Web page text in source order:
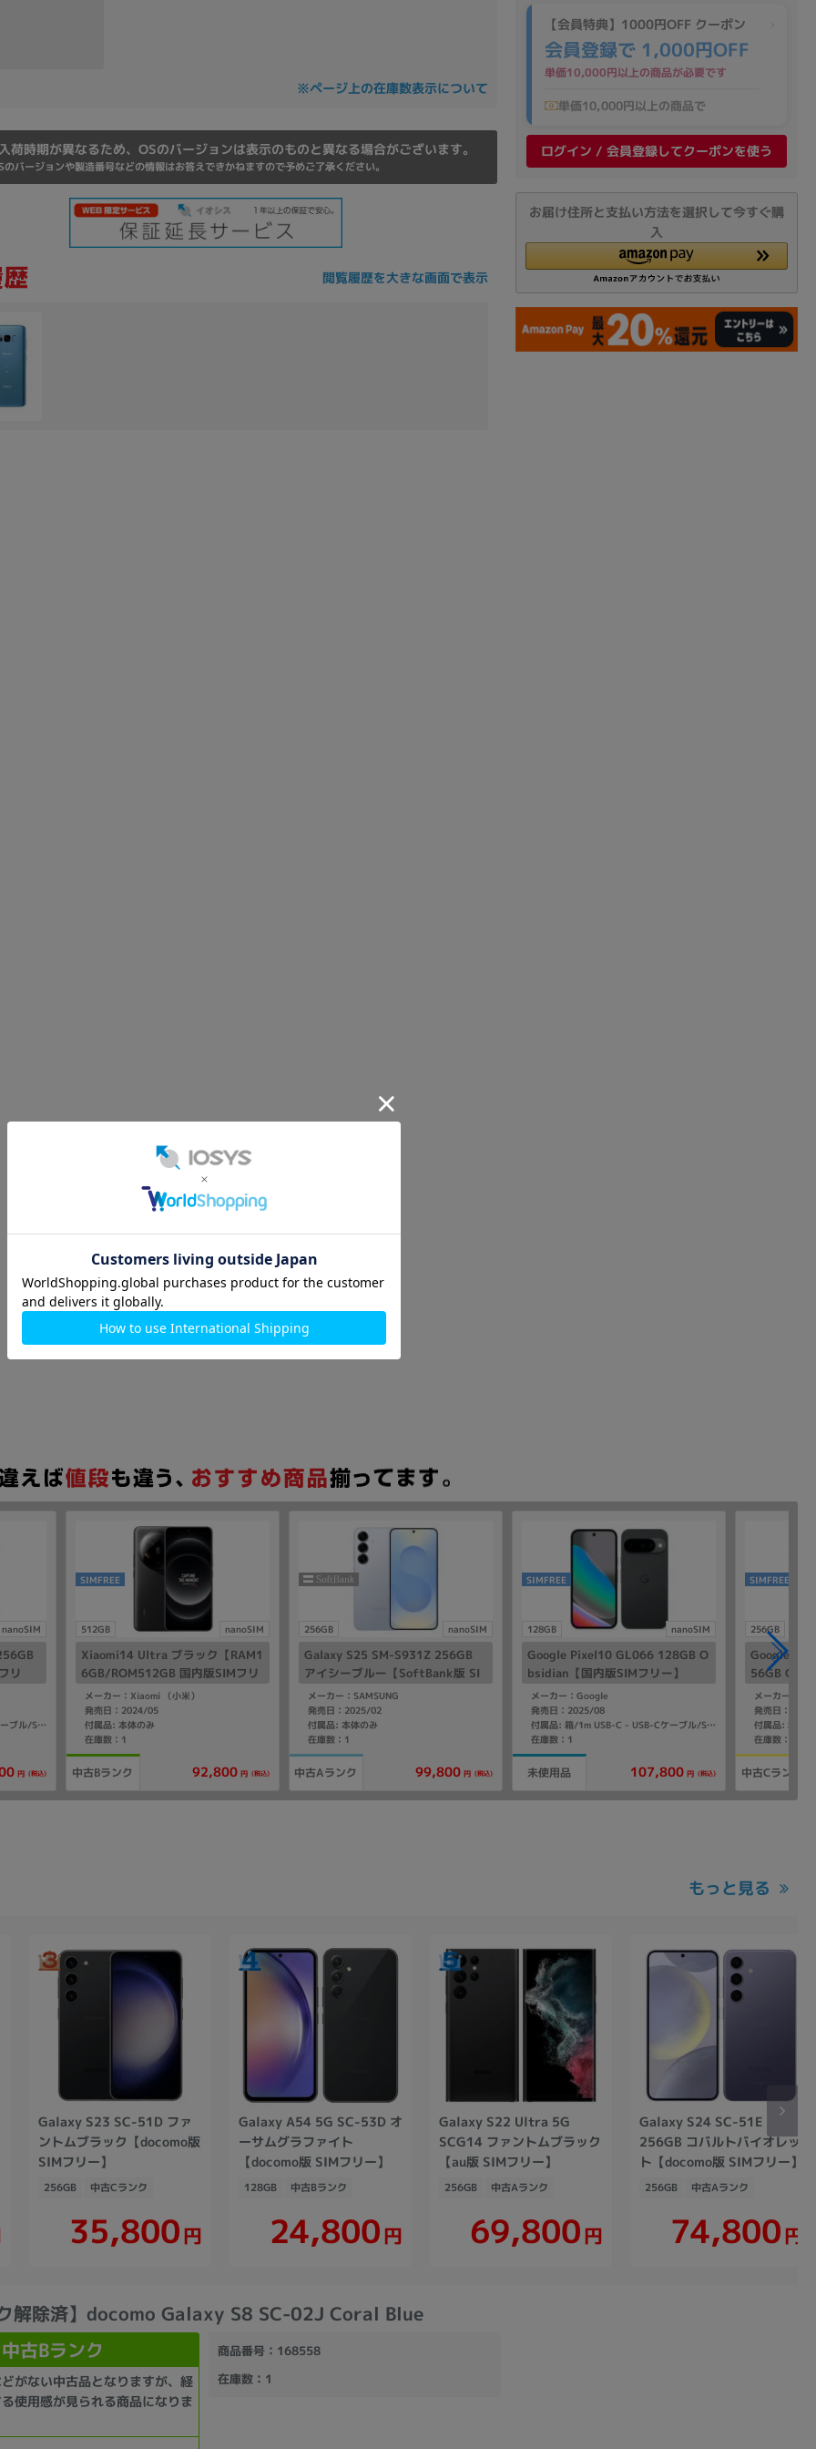
【会員特典】1000円OFF クーポン
会員登録で 1,000円OFF
単価10,000円以上の商品が必要です
単価10,000円以上の商品で
ログイン / 会員登録してクーポンを使う
お届け住所と支払い方法を選択して今すぐ購
入
※ページ上の在庫数表示について
荷時期が異なるため、OSのバージョンは表示のものと異なる場合がございます。
のバージョンや製造番号などの情報はお答えできかねますので予めご了承ください。
閲覧履歴を大きな画面で表示
nanoSIM
リ
付属品: 箱/1m USB-C - USB-Cケーブル/SIM取り出しツール
円 (税込)
512GB nanoSIM
SIMFREE
Xiaomi14 Ultra ブラック【RAM1
6GB/ROM512GB 国内版SIMフリ
ー】
メーカー：Xiaomi （小米）
発売日：2024/05
付属品: 本体のみ
在庫数：1
中古Bランク 92,800 円 (税込)
256GB nanoSIM
Galaxy S25 SM-S931Z 256GB
アイシーブルー【SoftBank版 SI
Mフリー】
メーカー：SAMSUNG
発売日：2025/02
付属品: 本体のみ
在庫数：1
中古Aランク 99,800 円 (税込)
128GB nanoSIM
SIMFREE
Google Pixel10 GL066 128GB O
bsidian【国内版SIMフリー】
メーカー：Google
発売日：2025/08
付属品: 箱/1m USB-C - USB-Cケーブル/SIM取り出しツール/マニュアル
在庫数：1
未使用品 107,800 円 (税込)
256GB
SIMFREE
Google
56GB
ー】
メーカー：
発売日：
在庫数：1
中古Cランク
もっと見る
Galaxy S23 SC-51D ファ
ントムブラック【docomo版
SIMフリー】
256GB 中古Cランク
35,800円
Galaxy A54 5G SC-53D オ
ーサムグラファイト
【docomo版 SIMフリー】
128GB 中古Bランク
24,800円
Galaxy S22 Ultra 5G
SCG14 ファントムブラック
【au版 SIMフリー】
256GB 中古Aランク
69,800円
Galaxy S24 SC-51E
256GB コバルトバイオレッ
ト【docomo版 SIMフリー】
256GB 中古Aランク
74,800円
ク解除済】docomo Galaxy S8 SC-02J Coral Blue
中古Bランク
がない中古品となりますが、経
使用感が見られる商品になりま
商品番号：168558
在庫数：1
その他
~
モニタサイズ
~